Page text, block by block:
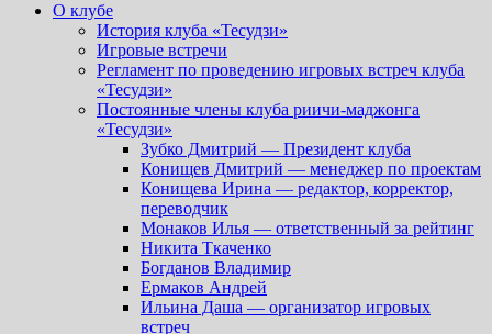
О клубе
История клуба «Тесудзи»
Игровые встречи
Регламент по проведению игровых встреч клуба
«Тесудзи»
Постоянные члены клуба риичи-маджонга
«Тесудзи»
Зубко Дмитрий — Президент клуба
Конищев Дмитрий — менеджер по проектам
Конищева Ирина — редактор, корректор,
переводчик
Монаков Илья — ответственный за рейтинг
Никита Ткаченко
Богданов Владимир
Ермаков Андрей
Ильина Даша — организатор игровых
встреч